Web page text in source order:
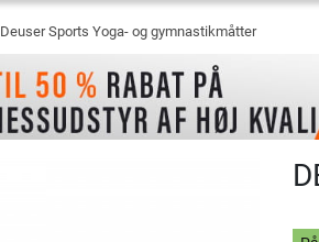
Deuser Sports Yoga- og gymnastikmåtter